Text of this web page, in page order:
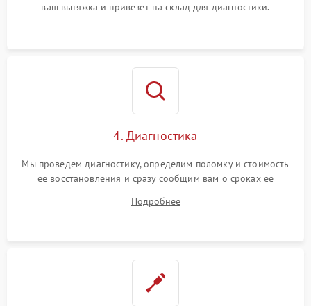
ваш вытяжка и привезет на склад для диагностики.
4. Диагностика
Мы проведем диагностику, определим поломку и стоимость
ее восстановления и сразу сообщим вам о сроках ее
Подробнее